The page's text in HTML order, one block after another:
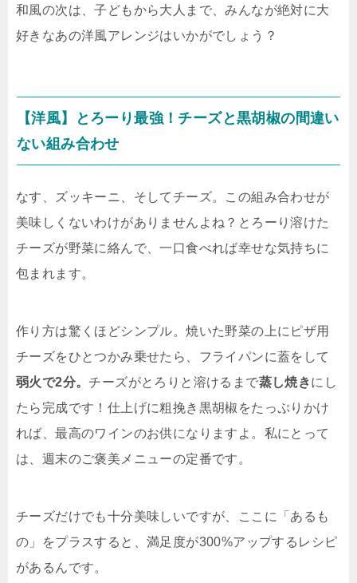
和風の次は、子どもから大人まで、みんなが絶対に大
好きなあの洋風アレンジはいかがでしょう？
【洋風】とろーり最強！チーズと黒胡椒の間違い
ない組み合わせ
なす、ズッキーニ、そしてチーズ。この組み合わせが
美味しくないわけがありませんよね？とろーり溶けた
チーズが野菜に絡んで、一口食べれば幸せな気持ちに
包まれます。
作り方は驚くほどシンプル。焼いた野菜の上にピザ用
チーズをひとつかみ乗せたら、フライパンに蓋をして
弱火で2分。 チーズがとろりと溶けるまで蒸し焼きにし
たら完成です！仕上げに粗挽き黒胡椒をたっぷりかけ
れば、最高のワインのお供になりますよ。私にとって
は、週末のご褒美メニューの定番です。
チーズだけでも十分美味しいですが、ここに「あるも
の」をプラスすると、満足度が300%アップするレシピ
があるんです。